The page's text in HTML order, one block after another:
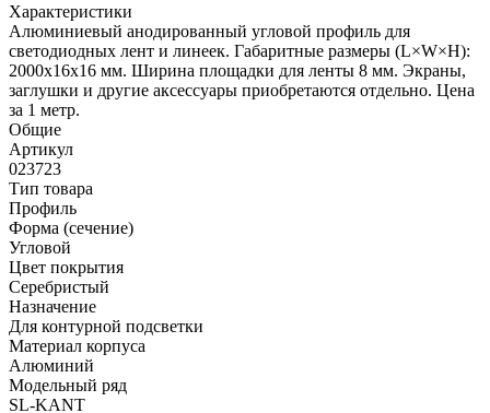
Характеристики
Алюминиевый анодированный угловой профиль для
светодиодных лент и линеек. Габаритные размеры (L×W×H):
2000x16x16 мм. Ширина площадки для ленты 8 мм. Экраны,
заглушки и другие аксессуары приобретаются отдельно. Цена
за 1 метр.
Общие
Артикул
023723
Тип товара
Профиль
Форма (сечение)
Угловой
Цвет покрытия
Серебристый
Назначение
Для контурной подсветки
Материал корпуса
Алюминий
Модельный ряд
SL-KANT